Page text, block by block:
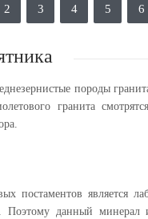
2 3 4 5 6
породы
гранита
постаментов является
Поэтому данный